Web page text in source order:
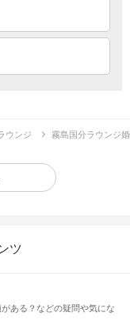
中♡【１〜２年以
ウンジ 霧島国分ラウンジ
ツ
ある？などの疑問や気にな